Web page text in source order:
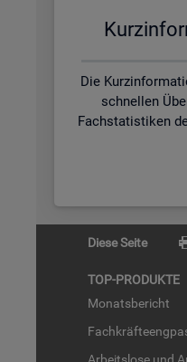
Die
schnellen
Fachstatistiken
Diese Seite
TOP-PRO­DUK­TE
Mo­nats­be­richt